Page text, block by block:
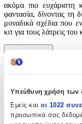
Υπεύθυνη χρήση των
Εμείς και οι 1022
προσωπικά σας
ακόμα πιο ευχάριστη
φαντασία, δίνοντας τη
μοναδικά σχέδια που
κιτ για τους λάτρεις
Περιγραφή
+
Περιγραφή
Με λίγα λόγια...